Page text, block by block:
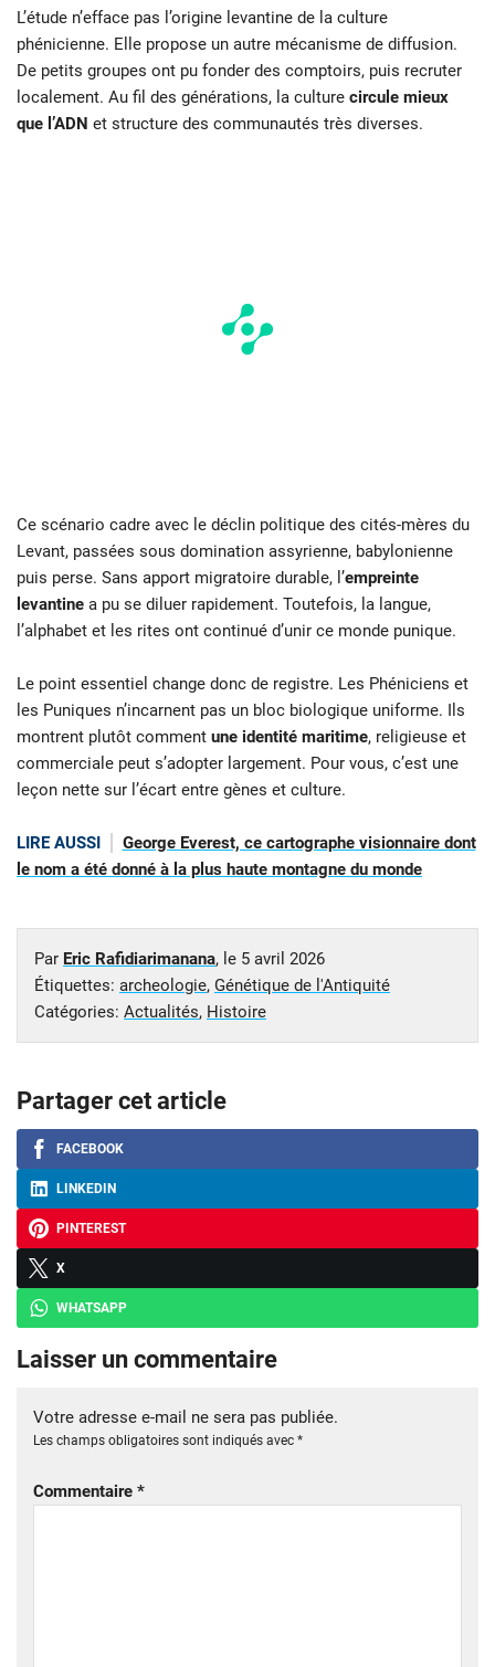
L’étude n’efface pas l’origine levantine de la culture
phénicienne. Elle propose un autre mécanisme de diffusion.
De petits groupes ont pu fonder des comptoirs, puis recruter
localement. Au fil des générations, la culture circule mieux
que l’ADN et structure des communautés très diverses.
Ce scénario cadre avec le déclin politique des cités-mères du
Levant, passées sous domination assyrienne, babylonienne
puis perse. Sans apport migratoire durable, l’empreinte
levantine a pu se diluer rapidement. Toutefois, la langue,
l’alphabet et les rites ont continué d’unir ce monde punique.
Le point essentiel change donc de registre. Les Phéniciens et
les Puniques n’incarnent pas un bloc biologique uniforme. Ils
montrent plutôt comment une identité maritime, religieuse et
commerciale peut s’adopter largement. Pour vous, c’est une
leçon nette sur l’écart entre gènes et culture.
LIRE AUSSI
George Everest, ce cartographe visionnaire dont
le nom a été donné à la plus haute montagne du monde
Par Eric Rafidiarimanana, le 5 avril 2026
Étiquettes: archeologie, Génétique de l'Antiquité
Catégories: Actualités, Histoire
Partager cet article
FACEBOOK
LINKEDIN
PINTEREST
X
WHATSAPP
Laisser un commentaire
Votre adresse e-mail ne sera pas publiée.
Les champs obligatoires sont indiqués avec *
Commentaire *